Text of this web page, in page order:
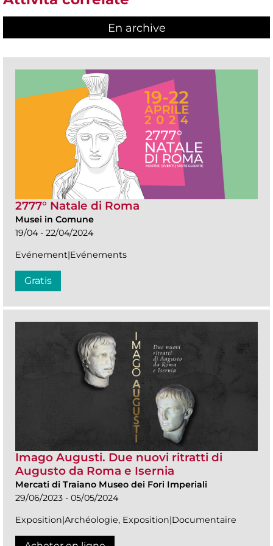
En archive
2777° Natale di Roma
Musei in Comune
19/04 - 22/04/2024
Evénement|Evénements
Gratis
Imago Augusti. Due nuovi ritratti di
Augusto da Roma e Isernia
Mercati di Traiano Museo dei Fori Imperiali
29/06/2023 - 05/05/2024
Exposition|Archéologie, Exposition|Documentaire